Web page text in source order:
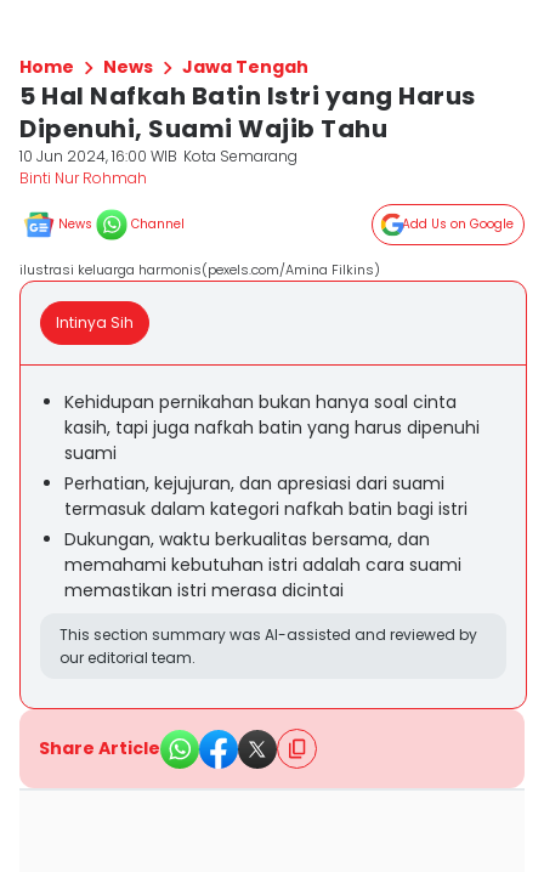
Home News Jawa Tengah
5 Hal Nafkah Batin Istri yang Harus
Dipenuhi, Suami Wajib Tahu
10 Jun 2024, 16:00 WIB Kota Semarang
Binti Nur Rohmah
News Channel Add Us on Google
ilustrasi keluarga harmonis(pexels.com/Amina Filkins)
Intinya Sih
Kehidupan pernikahan bukan hanya soal cinta
kasih, tapi juga nafkah batin yang harus dipenuhi
suami
Perhatian, kejujuran, dan apresiasi dari suami
termasuk dalam kategori nafkah batin bagi istri
Dukungan, waktu berkualitas bersama, dan
memahami kebutuhan istri adalah cara suami
memastikan istri merasa dicintai
This section summary was AI-assisted and reviewed by
our editorial team.
Share Article